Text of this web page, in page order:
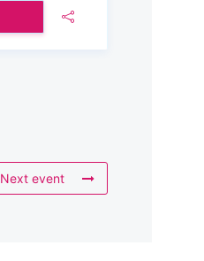
Next event